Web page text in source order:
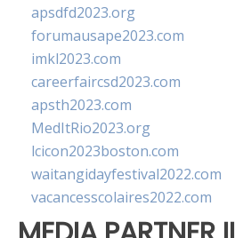
apsdfd2023.org
forumausape2023.com
imkl2023.com
careerfaircsd2023.com
apsth2023.com
MedItRio2023.org
lcicon2023boston.com
waitangidayfestival2022.com
vacancesscolaires2022.com